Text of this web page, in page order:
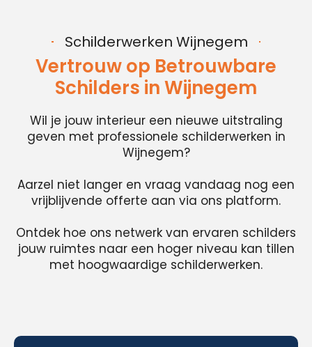
Schilderwerken Wijnegem
Vertrouw op Betrouwbare
Schilders in Wijnegem
Wil je jouw interieur een nieuwe uitstraling
geven met professionele schilderwerken in
Wijnegem?
Aarzel niet langer en vraag vandaag nog een
vrijblijvende offerte aan via ons platform.
Ontdek hoe ons netwerk van ervaren schilders
jouw ruimtes naar een hoger niveau kan tillen
met hoogwaardige schilderwerken.